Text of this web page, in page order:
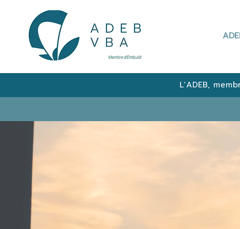
L'ADEB,
ELEVATING